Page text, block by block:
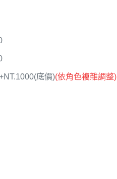
底價)(依角色複雜調整)